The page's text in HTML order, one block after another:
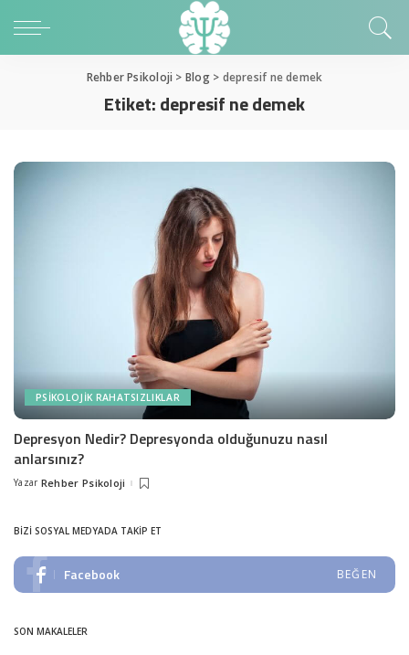
Rehber Psikoloji > Blog> depresif ne demek
Etiket:depresif ne demek
PSIKOLOJIK RAHATSIZLIKLAR
Depresyon Nedir? Depresyonda olduğunuzu nasıl
anlarsınız?
Posted
Yazar Rehber Psikoloji
BIZI SOSYAL MEDYADA TAKIP ET
Facebook BEĞEN
SON MAKALELER